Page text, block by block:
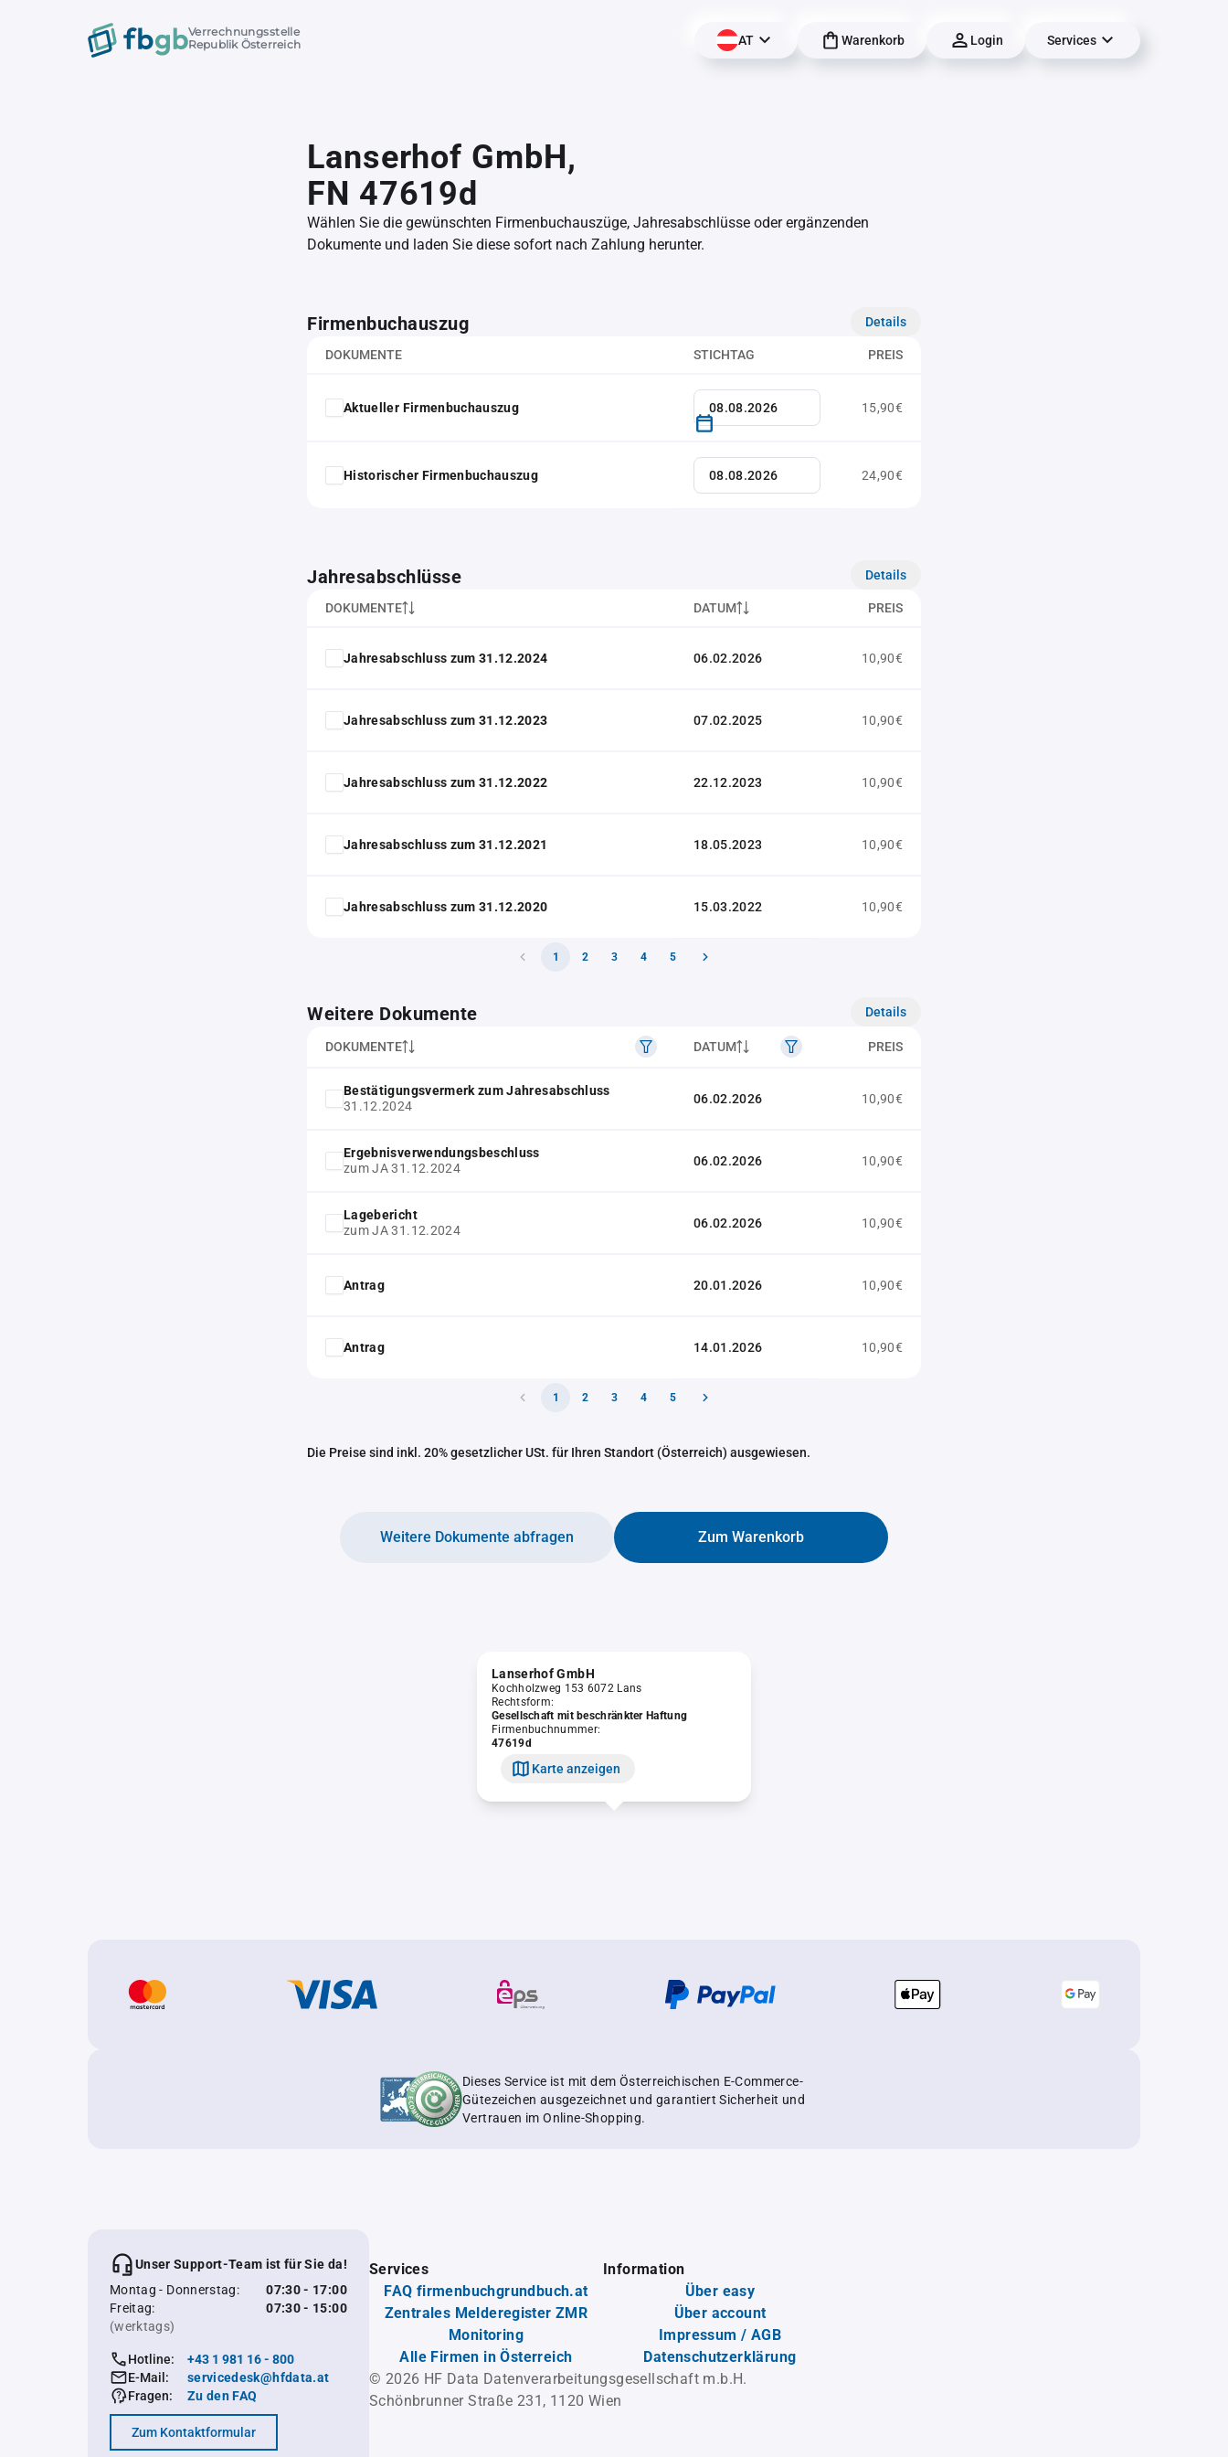
Verrechnungsstelle
Republik Österreich
AT Warenkorb Login Services
Lanserhof GmbH,
FN 47619d
Wählen Sie die gewünschten Firmenbuchauszüge, Jahresabschlüsse oder ergänzenden
Dokumente und laden Sie diese sofort nach Zahlung herunter.
Firmenbuchauszug Details
DOKUMENTE STICHTAG PREIS
Aktueller Firmenbuchauszug 15,90€
Historischer Firmenbuchauszug 24,90€
Jahresabschlüsse Details
DOKUMENTE DATUM PREIS
Jahresabschluss zum 31.12.2024 06.02.2026 10,90€
Jahresabschluss zum 31.12.2023 07.02.2025 10,90€
Jahresabschluss zum 31.12.2022 22.12.2023 10,90€
Jahresabschluss zum 31.12.2021 18.05.2023 10,90€
Jahresabschluss zum 31.12.2020 15.03.2022 10,90€
1 2 3 4 5
Weitere Dokumente Details
DOKUMENTE DATUM PREIS
Bestätigungsvermerk zum Jahresabschluss
31.12.2024
06.02.2026 10,90€
Ergebnisverwendungsbeschluss
zum JA 31.12.2024
06.02.2026 10,90€
Lagebericht
zum JA 31.12.2024
06.02.2026 10,90€
Antrag 20.01.2026 10,90€
Antrag 14.01.2026 10,90€
1 2 3 4 5
Die Preise sind inkl. 20% gesetzlicher USt. für Ihren Standort (Österreich) ausgewiesen.
Zum Warenkorb
Weitere Dokumente abfragen
Lanserhof GmbH
Kochholzweg 153 6072 Lans
Rechtsform:
Gesellschaft mit beschränkter Haftung
Firmenbuchnummer:
47619d
Karte anzeigen
Dieses Service ist mit dem Österreichischen E-Commerce-
Gütezeichen ausgezeichnet und garantiert Sicherheit und
Vertrauen im Online-Shopping.
Unser Support-Team ist für Sie da!
Montag - Donnerstag:
07:30 - 17:00
Freitag:
07:30 - 15:00
(werktags)
Hotline:
+43 1 981 16 - 800
E-Mail:
servicedesk@hfdata.at
Fragen:
Zu den FAQ
Zum Kontaktformular
Services
FAQ firmenbuchgrundbuch.at
Zentrales Melderegister ZMR
Monitoring
Alle Firmen in Österreich
Information
Über easy
Über account
Impressum / AGB
Datenschutzerklärung
© 2026 HF Data Datenverarbeitungsgesellschaft m.b.H.
Schönbrunner Straße 231, 1120 Wien